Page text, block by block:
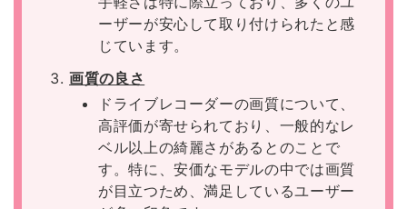
ーザーが安心して取り付けられたと感
じています。
画質の良さ
ドライブレコーダーの画質について、
高評価が寄せられており、一般的なレ
ベル以上の綺麗さがあるとのことで
す。特に、安価なモデルの中では画質
が目立つため、満足しているユーザー